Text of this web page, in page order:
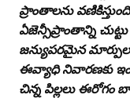
ప్రాంతాలను
ఏజెన్సీప్రాంతాన్ని
జన్యుపరమైన
ఈవ్యాధి నివారణకు
చిన్న పిల్లలు ఈరోగం